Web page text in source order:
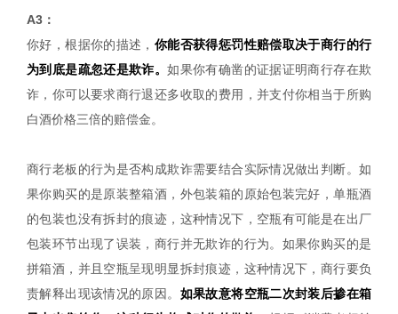
A3：
你好，根据你的描述， 你能否获得惩罚性赔偿取决于商行的行
为到底是疏忽还是欺诈。如果你有确凿的证据证明商行存在欺
诈，你可以要求商行退还多收取的费用，并支付你相当于所购
白酒价格三倍的赔偿金。
商行老板的行为是否构成欺诈需要结合实际情况做出判断。如
果你购买的是原装整箱酒，外包装箱的原始包装完好，单瓶酒
的包装也没有拆封的痕迹，这种情况下，空瓶有可能是在出厂
包装环节出现了误装，商行并无欺诈的行为。如果你购买的是
拼箱酒，并且空瓶呈现明显拆封痕迹，这种情况下，商行要负
责解释出现该情况的原因。 如果故意将空瓶二次封装后掺在箱